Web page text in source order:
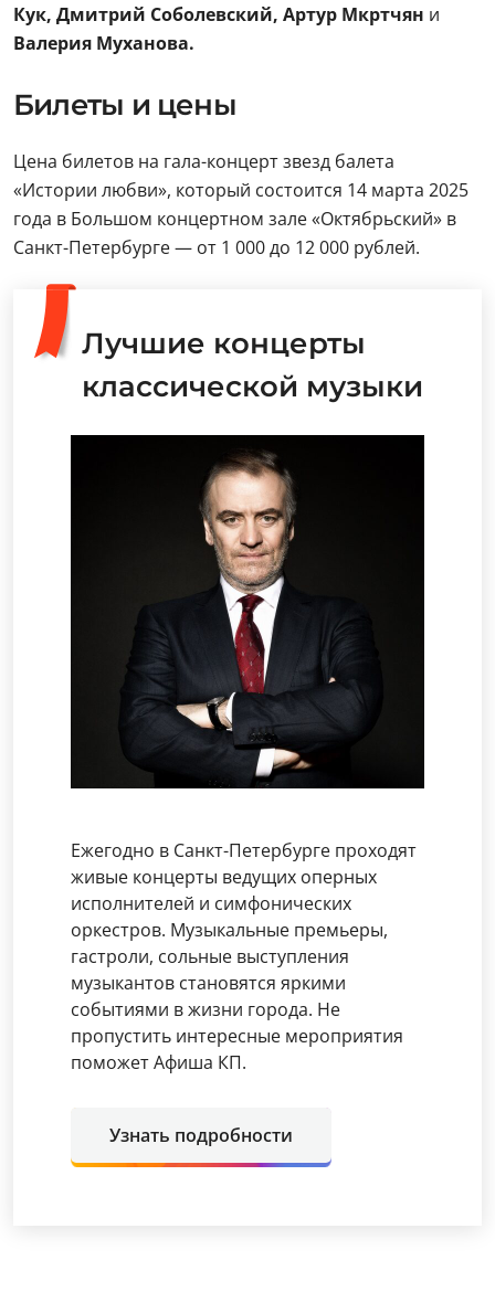
Кук, Дмитрий Соболевский, Артур Мкртчян и
Валерия Муханова.
Билеты и цены
Цена билетов на гала-концерт звезд балета
«Истории любви», который состоится 14 марта 2025
года в Большом концертном зале «Октябрьский» в
Санкт-Петербурге — от 1 000 до 12 000 рублей.
Лучшие концерты
классической музыки
Ежегодно в Санкт-Петербурге проходят
живые концерты ведущих оперных
исполнителей и симфонических
оркестров. Музыкальные премьеры,
гастроли, сольные выступления
музыкантов становятся яркими
событиями в жизни города. Не
пропустить интересные мероприятия
поможет Афиша КП.
Узнать подробности